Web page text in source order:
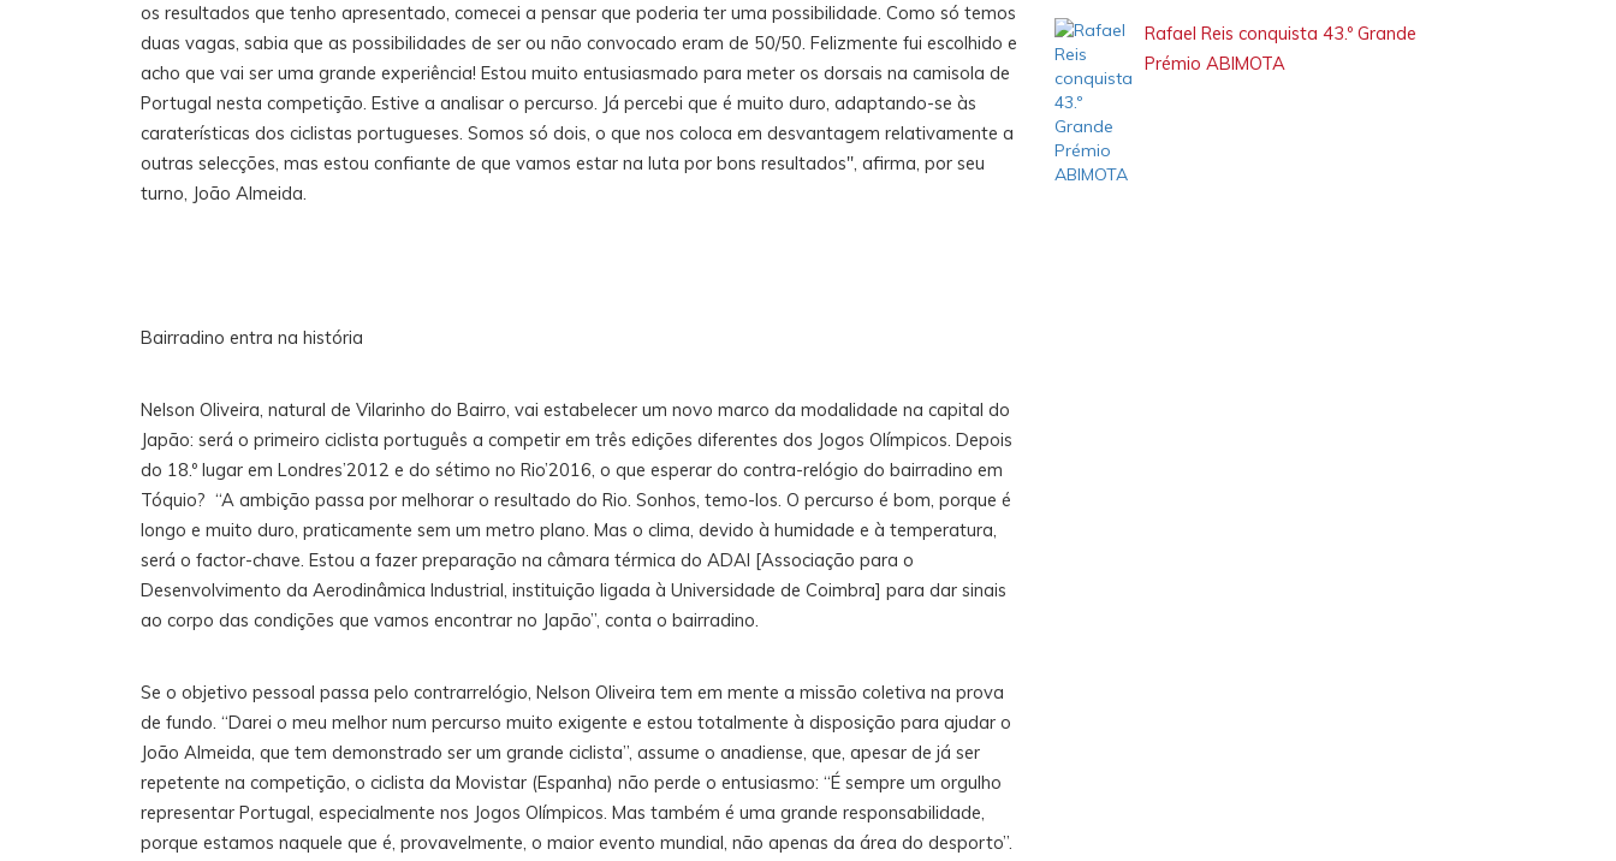
os resultados que tenho apresentado, comecei a pensar que poderia ter uma possibilidade. Como só temos
duas vagas, sabia que as possibilidades de ser ou não convocado eram de 50/50. Felizmente fui escolhido e
acho que vai ser uma grande experiência! Estou muito entusiasmado para meter os dorsais na camisola de
Portugal nesta competição. Estive a analisar o percurso. Já percebi que é muito duro, adaptando-se às
caraterísticas dos ciclistas portugueses. Somos só dois, o que nos coloca em desvantagem relativamente a
outras selecções, mas estou confiante de que vamos estar na luta por bons resultados", afirma, por seu
turno, João Almeida.
Bairradino entra na história
Nelson Oliveira, natural de Vilarinho do Bairro, vai estabelecer um novo marco da modalidade na capital do
Japão: será o primeiro ciclista português a competir em três edições diferentes dos Jogos Olímpicos. Depois
do 18.º lugar em Londres’2012 e do sétimo no Rio’2016, o que esperar do contra-relógio do bairradino em
Tóquio? “A ambição passa por melhorar o resultado do Rio. Sonhos, temo-los. O percurso é bom, porque é
longo e muito duro, praticamente sem um metro plano. Mas o clima, devido à humidade e à temperatura,
será o factor-chave. Estou a fazer preparação na câmara térmica do ADAI [Associação para o
Desenvolvimento da Aerodinâmica Industrial, instituição ligada à Universidade de Coimbra] para dar sinais
ao corpo das condições que vamos encontrar no Japão”, conta o bairradino.
Se o objetivo pessoal passa pelo contrarrelógio, Nelson Oliveira tem em mente a missão coletiva na prova
de fundo. “Darei o meu melhor num percurso muito exigente e estou totalmente à disposição para ajudar o
João Almeida, que tem demonstrado ser um grande ciclista”, assume o anadiense, que, apesar de já ser
repetente na competição, o ciclista da Movistar (Espanha) não perde o entusiasmo: “É sempre um orgulho
representar Portugal, especialmente nos Jogos Olímpicos. Mas também é uma grande responsabilidade,
porque estamos naquele que é, provavelmente, o maior evento mundial, não apenas da área do desporto”.
Rafael Reis conquista 43.º Grande
Prémio ABIMOTA